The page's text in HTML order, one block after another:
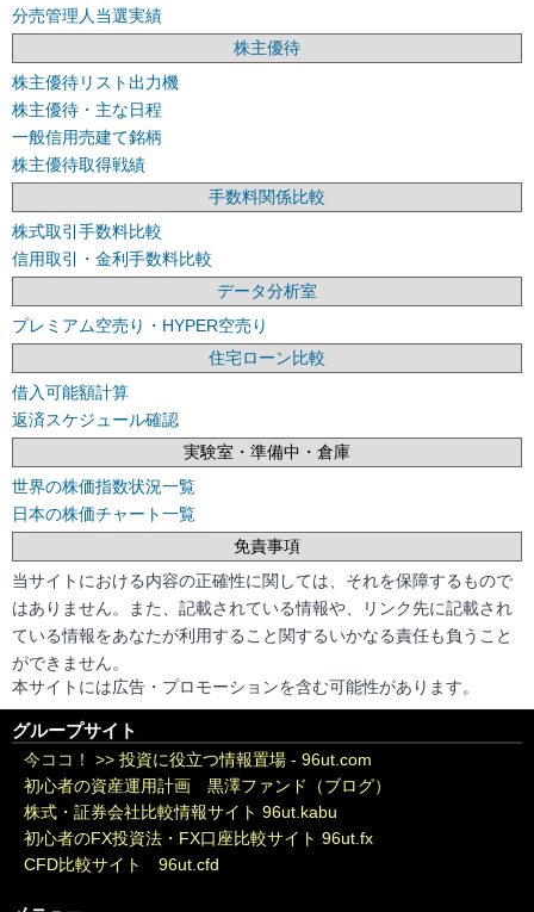
分売管理人当選実績
株主優待
株主優待リスト出力機
株主優待・主な日程
一般信用売建て銘柄
株主優待取得戦績
手数料関係比較
株式取引手数料比較
信用取引・金利手数料比較
データ分析室
プレミアム空売り・HYPER空売り
住宅ローン比較
借入可能額計算
返済スケジュール確認
実験室・準備中・倉庫
世界の株価指数状況一覧
日本の株価チャート一覧
免責事項
当サイトにおける内容の正確性に関しては、それを保障するもので
はありません。また、記載されている情報や、リンク先に記載され
ている情報をあなたが利用すること関するいかなる責任も負うこと
ができません。
本サイトには広告・プロモーションを含む可能性があります。
グループサイト
今ココ！ >> 投資に役立つ情報置場 - 96ut.com
初心者の資産運用計画 黒澤ファンド（ブログ）
株式・証券会社比較情報サイト 96ut.kabu
初心者のFX投資法・FX口座比較サイト 96ut.fx
CFD比較サイト 96ut.cfd